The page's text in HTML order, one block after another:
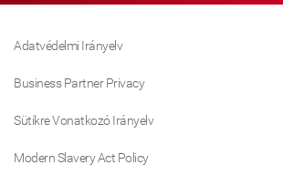
Adatvédelmi Irányelv
Business Partner Privacy
Sütikre Vonatkozó Irányelv
Modern Slavery Act Policy